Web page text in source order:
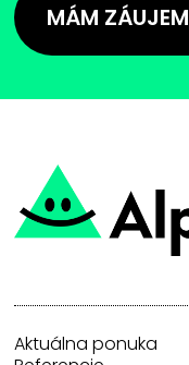
MÁM ZÁUJEM
Aktuálna ponuka